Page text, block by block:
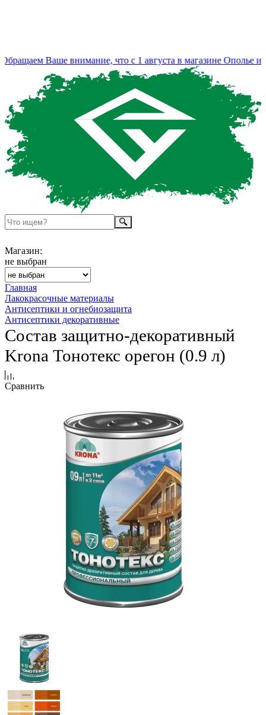
Ваше внимание, что с 1 августа в магазине Ополье
Магазин:
не выбран
Главная
Лакокрасочные материалы
Антисептики и огнебиозащита
Антисептики декоративные
Состав защитно-декоративный
Krona Тонотекс орегон (0.9 л)
Сравнить